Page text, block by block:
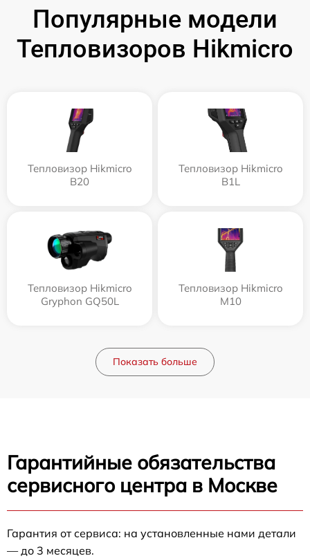
Популярные модели
Тепловизоров Hikmicro
Тепловизор Hikmicro
B20
Тепловизор Hikmicro
B1L
Тепловизор Hikmicro
Gryphon GQ50L
Тепловизор Hikmicro
M10
Показать больше
Гарантийные обязательства
сервисного центра в Москве
Гарантия от сервиса: на установленные нами детали
— до 3 месяцев.